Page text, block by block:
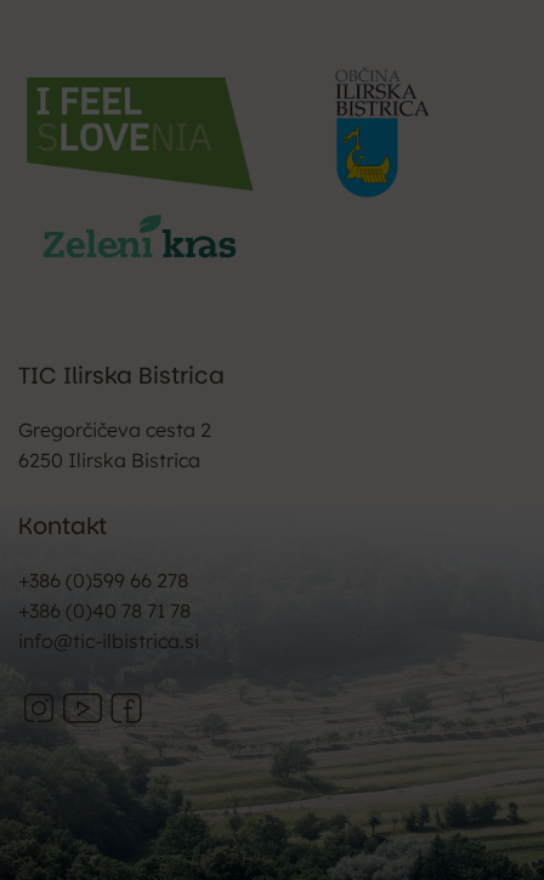
TIC Ilirska Bistrica
Gregorčičeva cesta 2
6250 Ilirska Bistrica
Kontakt
+386 (0)599 66 278
+386 (0)40 78 71 78
info@tic-ilbistrica.si